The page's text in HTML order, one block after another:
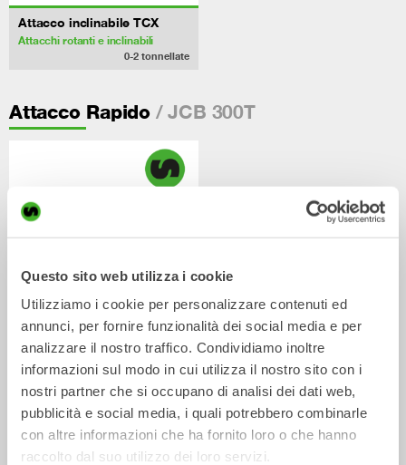
Questo sito web utilizza i cookie
Utilizziamo i cookie per personalizzare contenuti ed
annunci, per fornire funzionalità dei social media e per
analizzare il nostro traffico. Condividiamo inoltre
informazioni sul modo in cui utilizza il nostro sito con i
nostri partner che si occupano di analisi dei dati web,
pubblicità e social media, i quali potrebbero combinarle
con altre informazioni che ha fornito loro o che hanno
raccolto dal suo utilizzo dei loro servizi.
Attacco inclinabile TCX
Attacchi rotanti e inclinabili
0-2 tonnellate
Attacco Rapido / JCB 300T
Attacchi rapidi meccanici e
idraulici
Attrezzature idrauliche/ JCB 300T